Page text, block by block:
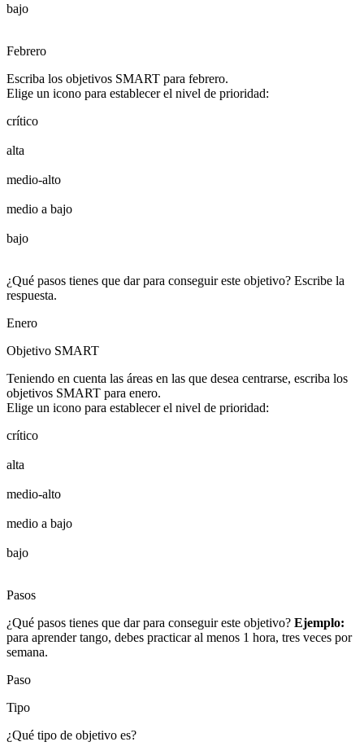
bajo
Febrero
Escriba los objetivos SMART para febrero.
Elige un icono para establecer el nivel de prioridad:
crítico
alta
medio-alto
medio a bajo
bajo
¿Qué pasos tienes que dar para conseguir este objetivo? Escribe la
respuesta.
Enero
Objetivo SMART
Teniendo en cuenta las áreas en las que desea centrarse, escriba los
objetivos SMART para enero.
Elige un icono para establecer el nivel de prioridad:
crítico
alta
medio-alto
medio a bajo
bajo
Pasos
¿Qué pasos tienes que dar para conseguir este objetivo? Ejemplo:
para aprender tango, debes practicar al menos 1 hora, tres veces por
semana.
Paso
Tipo
¿Qué tipo de objetivo es?